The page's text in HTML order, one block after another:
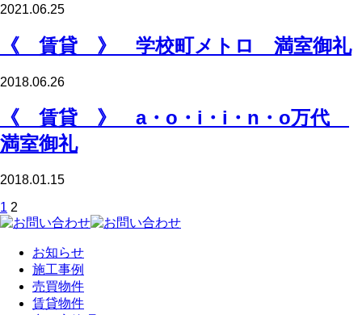
2021.06.25
《 賃貸 》 学校町メトロ 満室御礼
2018.06.26
《 賃貸 》 a・o・i・i・n・o万代
満室御礼
2018.01.15
1 2
お知らせ
施工事例
売買物件
賃貸物件